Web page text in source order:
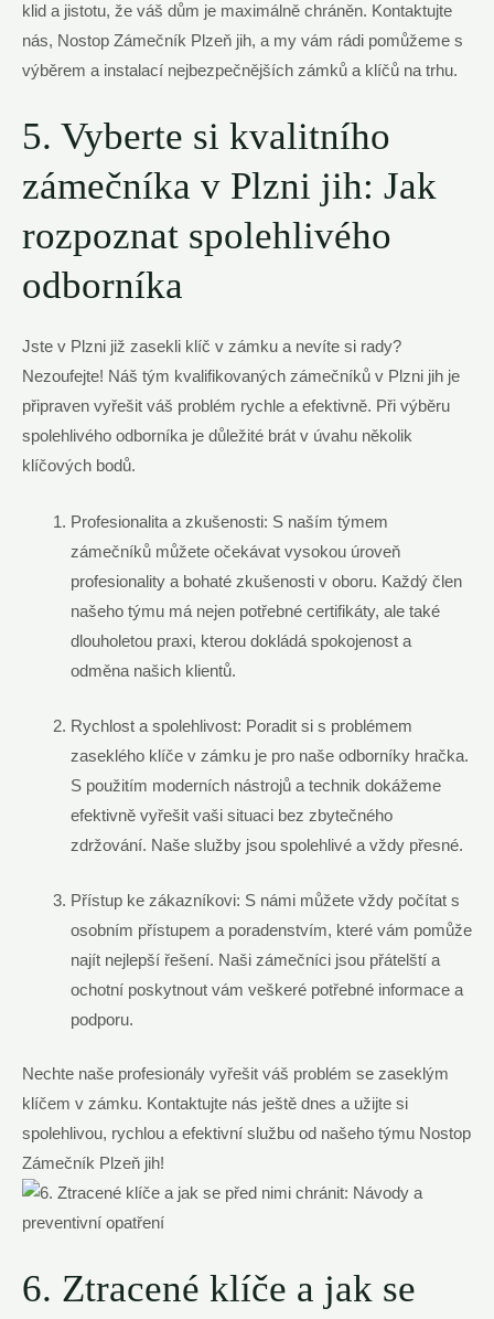
‌klid a jistotu, že váš dům je maximálně chráněn. Kontaktujte
nás, Nostop Zámečník Plzeň jih, a my ‌vám rádi pomůžeme s
výběrem a instalací nejbezpečnějších zámků a klíčů na trhu.
5. Vyberte si​ kvalitního​
zámečníka v Plzni jih: Jak
rozpoznat spolehlivého
odborníka
Jste v Plzni již zasekli klíč⁤ v zámku a nevíte si rady?
Nezoufejte! Náš ‌tým kvalifikovaných zámečníků v Plzni jih ‌je
připraven vyřešit váš problém rychle a efektivně. Při‌ výběru
spolehlivého odborníka je důležité brát v úvahu ⁤několik‌
klíčových bodů.
Profesionalita a zkušenosti: S naším týmem
zámečníků můžete očekávat vysokou úroveň
profesionality‍ a bohaté zkušenosti v oboru. Každý člen⁢
našeho týmu má nejen ‌potřebné certifikáty, ale také
dlouholetou praxi, kterou ‌dokládá spokojenost a
odměna našich ‌klientů.
Rychlost a spolehlivost: Poradit ​si s problémem
zaseklého klíče v zámku je pro naše ⁢odborníky hračka.
S použitím moderních nástrojů a technik dokážeme
efektivně vyřešit vaši situaci bez‍ zbytečného
zdržování. Naše služby jsou spolehlivé a vždy přesné.
Přístup ke zákazníkovi: S námi můžete vždy počítat s
osobním přístupem a poradenstvím, ⁣které‍ vám pomůže⁢
najít nejlepší ​řešení. ‌Naši zámečníci jsou přátelští a
ochotní poskytnout vám veškeré potřebné informace a
podporu.
Nechte naše profesionály vyřešit váš problém se zaseklým
klíčem v zámku. Kontaktujte nás ještě ⁢dnes a užijte si‍
spolehlivou, rychlou‌ a efektivní službu od našeho ‌týmu Nostop
⁢Zámečník Plzeň jih!
6. Ztracené klíče a⁢ jak se